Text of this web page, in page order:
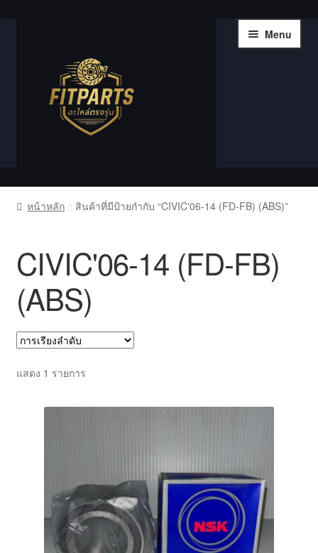
navigation
Menu
หน้าแรก
Shop
Wishlist
ตะกร้าสินค้า
บทความ
บัญชีของฉัน
เกี่ยวกับเรา
หน้าหลัก สินค้าที่มีป้ายกำกับ “CIVIC'06-14 (FD-FB) (ABS)”
CIVIC'06-14 (FD-FB)
(ABS)
แสดง 1 รายการ